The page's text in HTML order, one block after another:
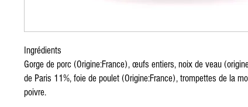
Ingrédients
Gorge de porc (Origine:France), œufs entiers, noix de veau
de Paris 11%, foie de poulet (Origine:France), trompettes de la
poivre.